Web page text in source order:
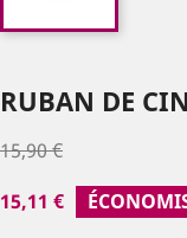
RUBAN DE
15,90 €
15,11 €